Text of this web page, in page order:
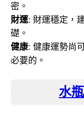
密。
財運: 財運穩定，
礎。
健康: 健康運勢尚
必要的。
水